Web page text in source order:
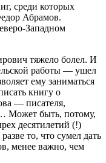
среди которых
Абрамов.
Западном
тяжело болел. И
работы — ушел
ему заниматься
книгу о
— писателя,
Может быть, потому,
десятилетий (!)
то, что сумел дать
менее важно, чем